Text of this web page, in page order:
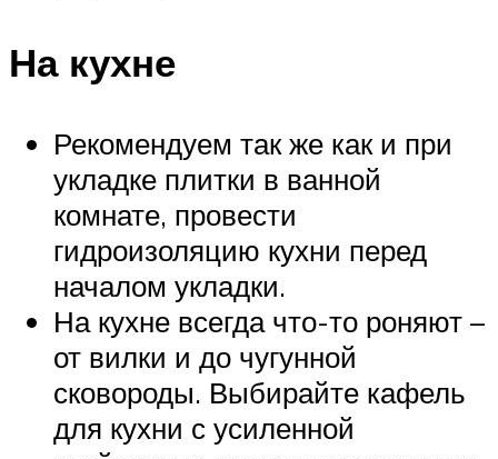
На кухне
Рекомендуем так же как и при
укладке плитки в ванной
комнате, провести
гидроизоляцию кухни перед
началом укладки.
На кухне всегда что-то роняют –
от вилки и до чугунной
сковороды. Выбирайте кафель
для кухни с усиленной